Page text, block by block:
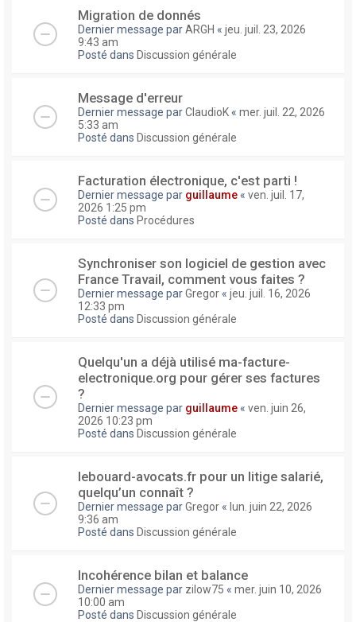
Migration de donnés
Dernier message parARGH « jeu. juil. 23, 2026
9:43 am
Posté dans Discussion générale
Message d'erreur
Dernier message parClaudioK « mer. juil. 22, 2026
5:33 am
Posté dans Discussion générale
Facturation électronique, c'est parti !
Dernier message par guillaume « ven. juil. 17,
2026 1:25 pm
Posté dans Procédures
Synchroniser son logiciel de gestion avec
France Travail, comment vous faites ?
Dernier message parGregor « jeu. juil. 16, 2026
12:33 pm
Posté dans Discussion générale
Quelqu'un a déjà utilisé ma-facture-
electronique.org pour gérer ses factures
?
Dernier message par guillaume « ven. juin 26,
2026 10:23 pm
Posté dans Discussion générale
lebouard-avocats.fr pour un litige salarié,
quelqu’un connaît ?
Dernier message parGregor « lun. juin 22, 2026
9:36 am
Posté dans Discussion générale
Incohérence bilan et balance
Dernier message par zilow75 « mer. juin 10, 2026
10:00 am
Posté dans Discussion générale